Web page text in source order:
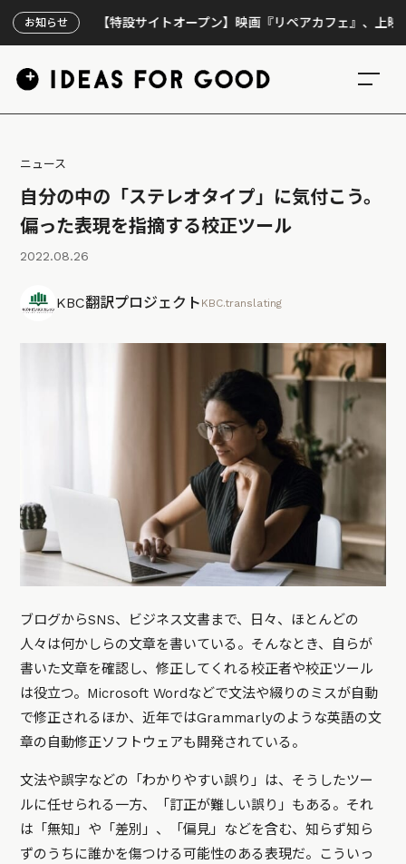
お知らせ【特設サイトオープン】映画『リペアカフェ』、上映300回の
ニュース
自分の中の「ステレオタイプ」に気付こう。
偏った表現を指摘する校正ツール
2022.08.26
KBC翻訳プロジェクト KBC.translating
ブログからSNS、ビジネス文書まで、日々、ほとんどの
人々は何かしらの文章を書いている。そんなとき、自らが
書いた文章を確認し、修正してくれる校正者や校正ツール
は役立つ。Microsoft Wordなどで文法や綴りのミスが自動
で修正されるほか、近年ではGrammarlyのような英語の文
章の自動修正ソフトウェアも開発されている。
文法や誤字などの「わかりやすい誤り」は、そうしたツー
ルに任せられる一方、「訂正が難しい誤り」もある。それ
は「無知」や「差別」、「偏見」などを含む、知らず知ら
ずのうちに誰かを傷つける可能性のある表現だ。こういっ